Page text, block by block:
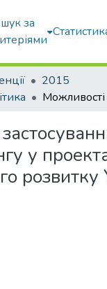
за
2015
у
розвитку